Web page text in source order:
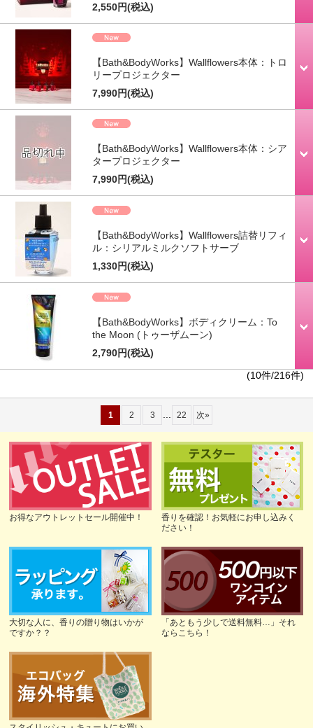
2,550円(税込)
【Bath&BodyWorks】Wallflowers本体：トロ
リープロジェクター
7,990円(税込)
【Bath&BodyWorks】Wallflowers本体：シア
タープロジェクター
7,990円(税込)
【Bath&BodyWorks】Wallflowers詰替リフィ
ル：シリアルミルクソフトサーブ
1,330円(税込)
【Bath&BodyWorks】ボディクリーム：To
the Moon (トゥーザムーン)
2,790円(税込)
(10件/216件)
1 2 3 ... 22 次»
お得なアウトレットセール開催中！
香りを確認！お気軽にお申し込みく
ださい！
大切な人に、香りの贈り物はいかが
ですか？？
「あともう少しで送料無料…」それ
ならこちら！